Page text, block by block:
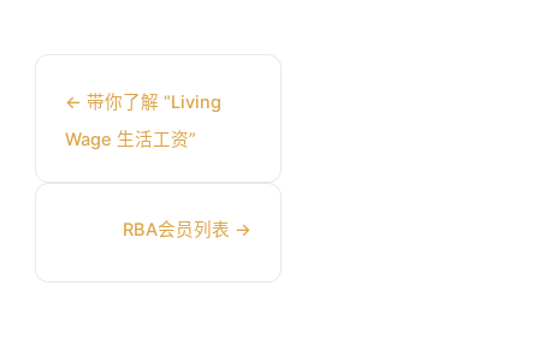
← 带你了解 “Living
Wage 生活工资”
RBA会员列表 →